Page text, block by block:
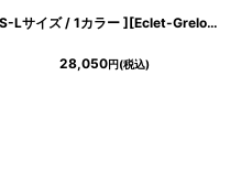
[ S-Lサイズ / 1カラー ][Eclet-Grelot by RiNFARRE]アイボリー・総レース・フレア・ホルター・ノースリーブ・ミモレ丈・ロングドレス・ワンピース・エクラグレロ [奈月セナ着用][送料無料]
28,050円(税込)